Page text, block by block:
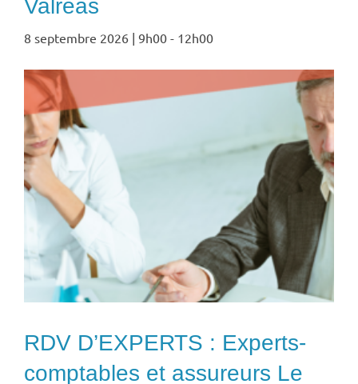
Valréas
8 septembre 2026 | 9h00 - 12h00
RDV D’EXPERTS : Experts-
comptables et assureurs Le